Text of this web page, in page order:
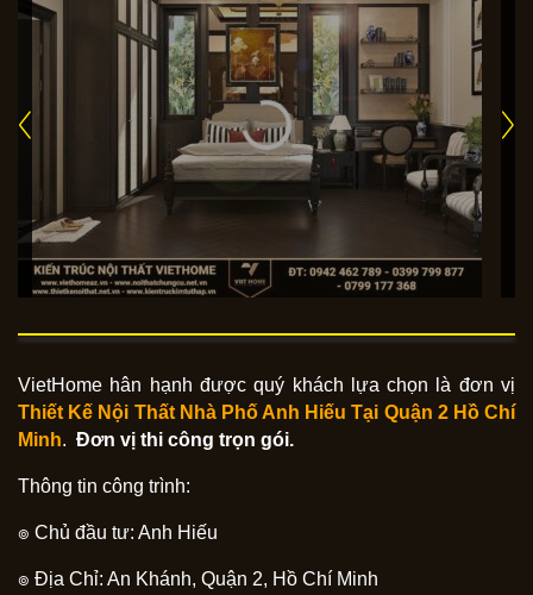
VietHome hân hạnh được quý khách lựa chọn là đơn vị
Thiết Kế Nội Thất Nhà Phố Anh Hiếu Tại Quận 2 Hồ Chí
Minh. Đơn vị thi công trọn gói.
Thông tin công trình:
๏ Chủ đầu tư: Anh Hiếu
๏ Địa Chỉ: An Khánh, Quận 2, Hồ Chí Minh